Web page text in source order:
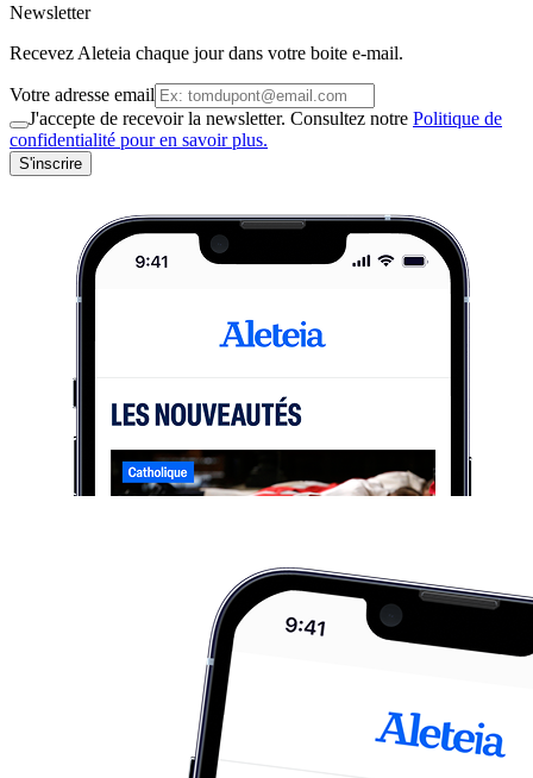
Newsletter
Recevez Aleteia chaque jour dans votre boite e-mail.
Votre adresse email
J'accepte de recevoir la newsletter. Consultez notre Politique de
confidentialité pour en savoir plus.
S'inscrire